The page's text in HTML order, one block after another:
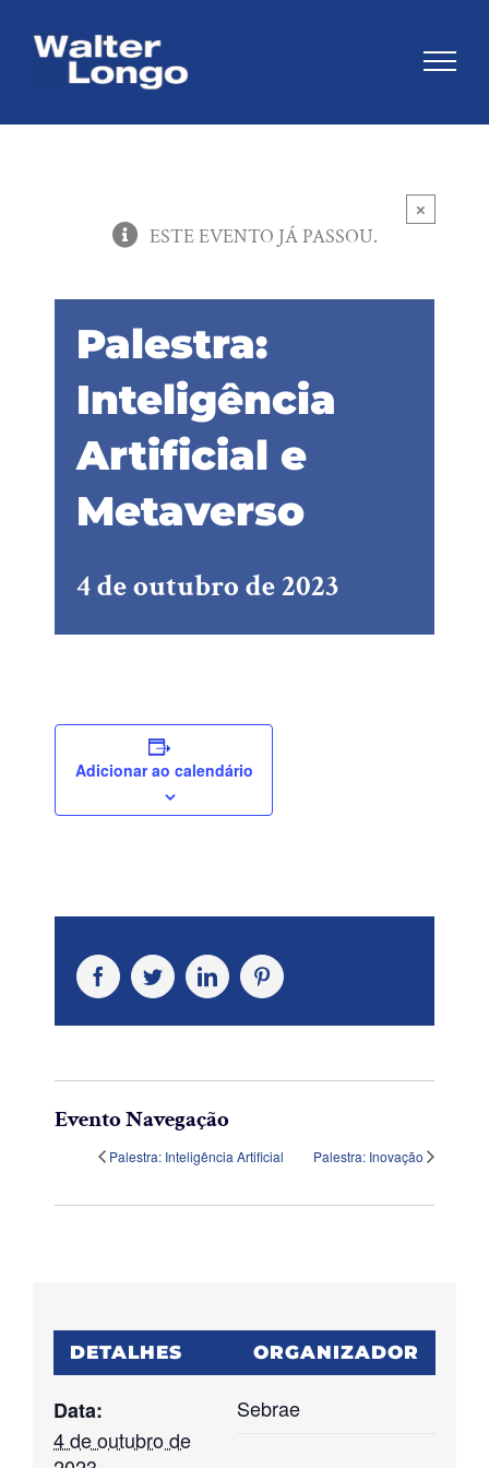
×
ESTE EVENTO JÁ PASSOU.
Palestra:
Inteligência
Artificial e
Metaverso
4 de outubro de 2023
Adicionar ao calendário
FacebookTwitterLinkedInPinterest
Evento Navegação
Palestra: Inteligência Artificial Palestra: Inovação
DETALHES
Data:
4 de outubro de
ORGANIZADOR
Sebrae